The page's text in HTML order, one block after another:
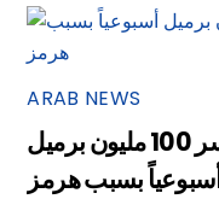
ARAB NEWS
رئيس “أرامكو”: العالم يخسر 100 مليون برميل
بسبب هرمز